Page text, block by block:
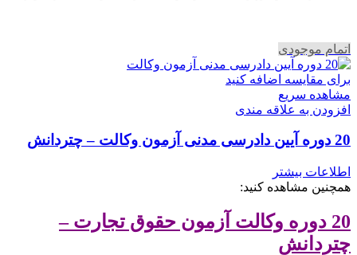
اتمام موجودی
برای مقایسه اضافه کنید
مشاهده سریع
افزودن به علاقه مندی
20 دوره آیین دادرسی مدنی آزمون وکالت – چتردانش
اطلاعات بیشتر
همچنین مشاهده کنید:
20 دوره وکالت آزمون حقوق تجارت –
چتردانش